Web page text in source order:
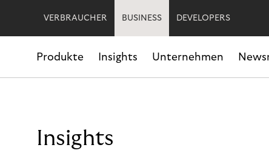
VERBRAUCHER BUSINESS DEVELOPERS
Produkte Insights Unternehmen
Insights